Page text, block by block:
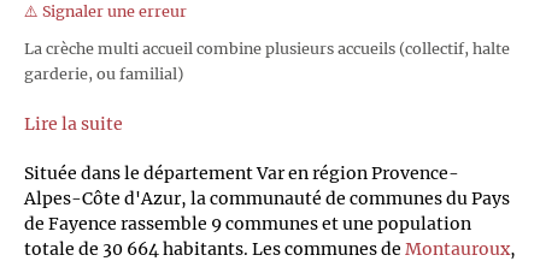
⚠️ Signaler une erreur
La crèche multi accueil combine plusieurs accueils (collectif, halte
garderie, ou familial)
Lire la suite
Située dans le département Var en région Provence-
Alpes-Côte d'Azur, la communauté de communes du Pays
de Fayence rassemble 9 communes et une population
totale de 30 664 habitants. Les communes de Montauroux,